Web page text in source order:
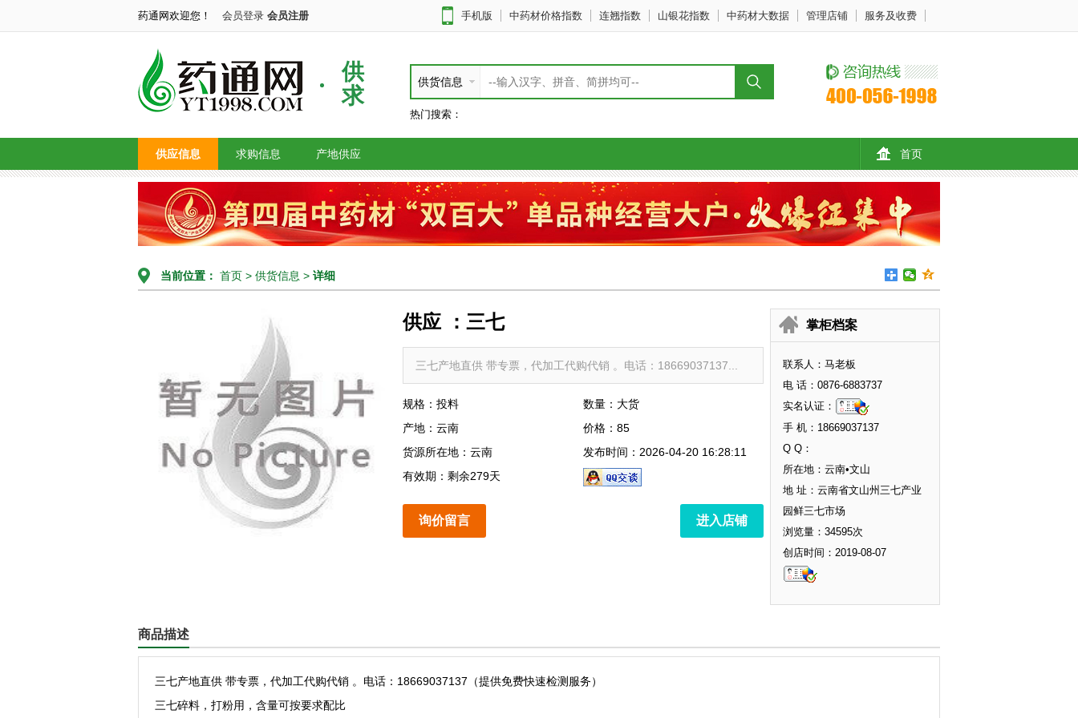
药通网欢迎您！ 会员登录 会员注册 手机版 中药材价格指数 连翘指数 山银花指数 中药材大数据 管理店铺 服务及收费
供
求
供货信息
热门搜索：
首页
供应信息 求购信息 产地供应
当前位置： 首页 > 供货信息 > 详细
供应 ：三七
三七产地直供 带专票，代加工代购代销 。电话：18669037137...
规格：投料
数量：大货
产地：云南
价格：85
货源所在地：云南
发布时间：2026-04-20 16:28:11
有效期：剩余279天
询价留言 进入店铺
掌柜档案
联系人：马老板
电 话：0876-6883737
实名认证：
手 机：18669037137
Q Q：
所在地：云南•文山
地 址：云南省文山州三七产业
园鲜三七市场
浏览量：34595次
创店时间：2019-08-07
商品描述
三七产地直供 带专票，代加工代购代销 。电话：18669037137（提供免费快速检测服务）
三七碎料，打粉用，含量可按要求配比